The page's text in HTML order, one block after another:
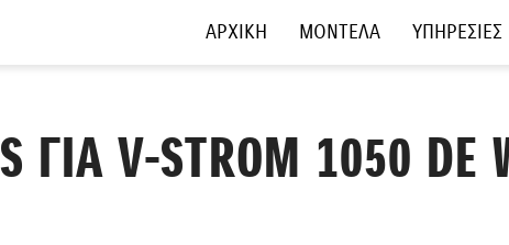
ΑΡΧΙΚΗ ΜΟΝΤΕΛΑ ΥΠΗΡΕΣΙΕΣ
ΓΙΑ V-STROM 1050 DE